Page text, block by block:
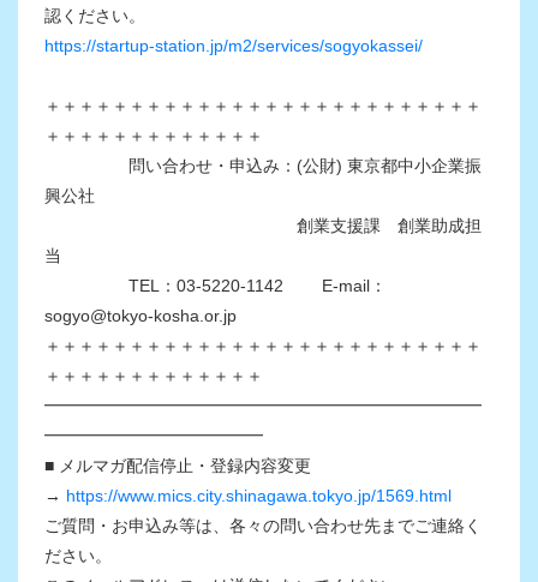
認ください。
https://startup-station.jp/m2/services/sogyokassei/
＋＋＋＋＋＋＋＋＋＋＋＋＋＋＋＋＋＋＋＋＋＋＋＋＋＋
＋＋＋＋＋＋＋＋＋＋＋＋＋
問い合わせ・申込み：(公財) 東京都中小企業振
興公社
創業支援課 創業助成担
当
TEL：03-5220-1142 E-mail：
sogyo@tokyo-kosha.or.jp
＋＋＋＋＋＋＋＋＋＋＋＋＋＋＋＋＋＋＋＋＋＋＋＋＋＋
＋＋＋＋＋＋＋＋＋＋＋＋＋
━━━━━━━━━━━━━━━━━━━━━━━━━━
━━━━━━━━━━━━━
■ メルマガ配信停止・登録内容変更
→ https://www.mics.city.shinagawa.tokyo.jp/1569.html
ご質問・お申込み等は、各々の問い合わせ先までご連絡く
ださい。